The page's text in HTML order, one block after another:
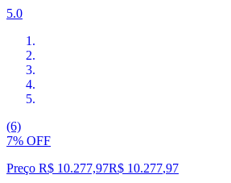
5.0
(6)
7% OFF
Preço R$ 10.277,97R$ 10.277,97